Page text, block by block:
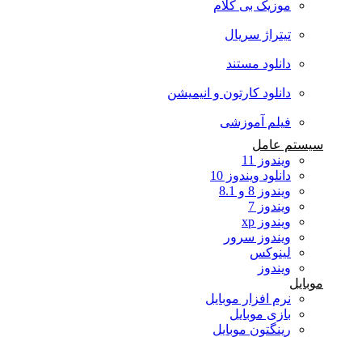
موزیک بی کلام
تیتراژ سریال
دانلود مستند
دانلود کارتون و انیمیشن
فیلم آموزشی
سیستم عامل
ویندوز 11
دانلود ویندوز 10
ویندوز 8 و 8.1
ویندوز 7
ویندوز xp
ویندوز سرور
لینوکس
ویندوز
موبایل
نرم افزار موبایل
بازی موبایل
رینگتون موبایل